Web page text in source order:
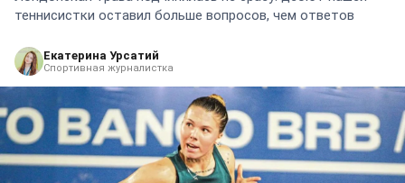
теннисистки оставил больше вопросов, чем ответов
Екатерина Урсатий
Спортивная журналистка